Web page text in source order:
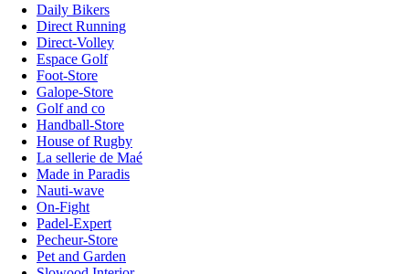
Daily Bikers
Direct Running
Direct-Volley
Espace Golf
Foot-Store
Galope-Store
Golf and co
Handball-Store
House of Rugby
La sellerie de Maé
Made in Paradis
Nauti-wave
On-Fight
Padel-Expert
Pecheur-Store
Pet and Garden